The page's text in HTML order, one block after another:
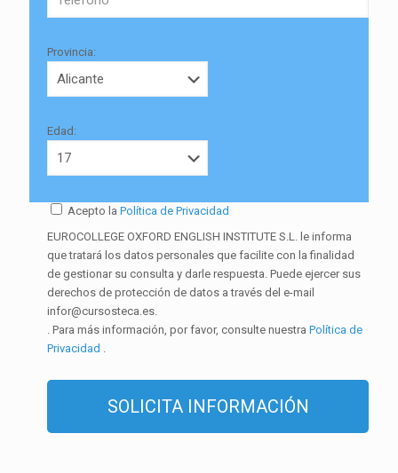
Provincia:
Edad:
Acepto la Política de Privacidad
EUROCOLLEGE OXFORD ENGLISH INSTITUTE S.L. le informa
que tratará los datos personales que facilite con la finalidad
de gestionar su consulta y darle respuesta. Puede ejercer sus
derechos de protección de datos a través del e-mail
infor@cursosteca.es.
. Para más información, por favor, consulte nuestra Política de
Privacidad .